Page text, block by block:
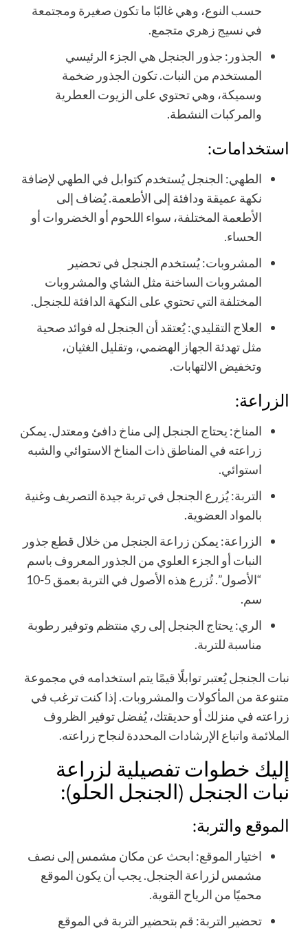
حسب النوع، وهي غالبًا ما تكون صغيرة ومجتمعة
في نسيج زهري متجمع.
الجذور: جذور الجنجل هي الجزء الرئيسي
المستخدم من النبات. تكون الجذور ضخمة
وسميكة، وهي تحتوي على الزيوت العطرية
والمركبات النشطة.
استخدامات:
الطهي: الجنجل يُستخدم كتوابل في الطهي لإضافة
نكهة عميقة ودافئة إلى الأطعمة. يُضاف إلى
الأطعمة المختلفة، سواء اللحوم أو الخضروات أو
الحساء.
المشروبات: يُستخدم الجنجل في تحضير
المشروبات الساخنة مثل الشاي والمشروبات
المختلفة التي تحتوي على النكهة الدافئة للجنجل.
العلاج التقليدي: يُعتقد أن الجنجل له فوائد صحية
مثل تهدئة الجهاز الهضمي، وتقليل الغثيان،
وتخفيض الالتهابات.
الزراعة:
المناخ: يحتاج الجنجل إلى مناخ دافئ ومعتدل. يمكن
زراعته في المناطق ذات المناخ الاستوائي والشبه
استوائي.
التربة: يُزرع الجنجل في تربة جيدة التصريف وغنية
بالمواد العضوية.
الزراعة: يمكن زراعة الجنجل من خلال قطع جذور
النبات أو الجزء العلوي من الجذور المعروف باسم
“الأصول”. تُزرع هذه الأصول في التربة بعمق 5-10
سم.
الري: يحتاج الجنجل إلى ري منتظم وتوفير رطوبة
مناسبة للتربة.
نبات الجنجل يُعتبر توابلًا قيمًا يتم استخدامه في مجموعة
متنوعة من المأكولات والمشروبات. إذا كنت ترغب في
زراعته في منزلك أو حديقتك، يُفضل توفير الظروف
الملائمة واتباع الإرشادات المحددة لنجاح زراعته.
إليك خطوات تفصيلية لزراعة
نبات الجنجل (الجنجل الحلو):
الموقع والتربة:
اختيار الموقع: ابحث عن مكان مشمس إلى نصف
مشمس لزراعة الجنجل. يجب أن يكون الموقع
محميًا من الرياح القوية.
تحضير التربة: قم بتحضير التربة في الموقع